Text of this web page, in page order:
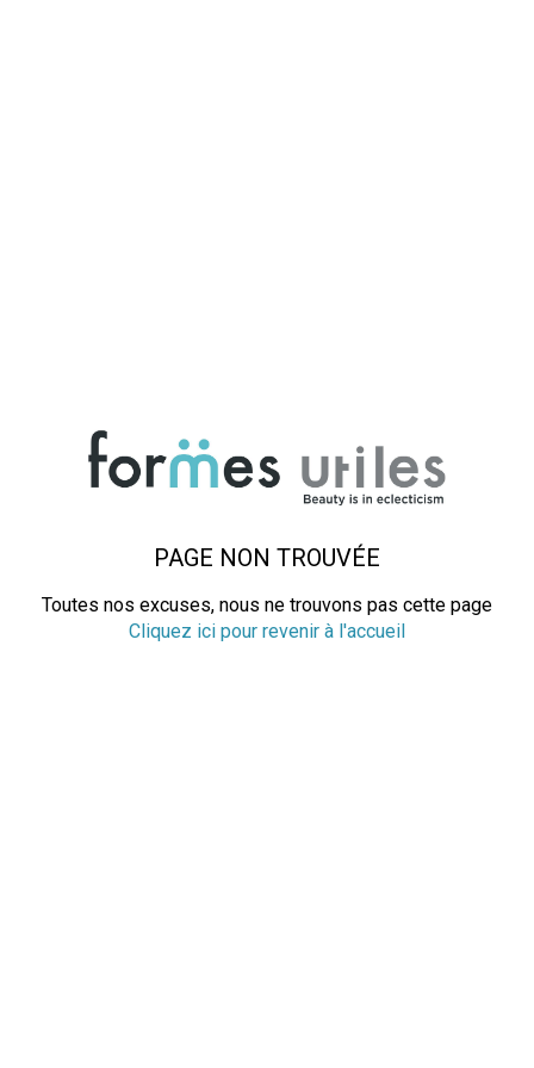
PAGE NON TROUVÉE
Toutes nos excuses, nous ne trouvons pas cette page
Cliquez ici pour revenir à l'accueil